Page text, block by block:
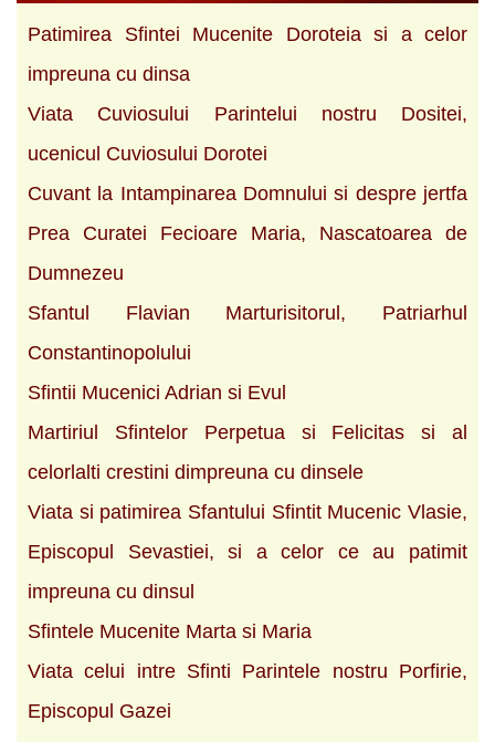
Patimirea Sfintei Mucenite Doroteia si a celor
impreuna cu dinsa
Viata Cuviosului Parintelui nostru Dositei,
ucenicul Cuviosului Dorotei
Cuvant la Intampinarea Domnului si despre jertfa
Prea Curatei Fecioare Maria, Nascatoarea de
Dumnezeu
Sfantul Flavian Marturisitorul, Patriarhul
Constantinopolului
Sfintii Mucenici Adrian si Evul
Martiriul Sfintelor Perpetua si Felicitas si al
celorlalti crestini dimpreuna cu dinsele
Viata si patimirea Sfantului Sfintit Mucenic Vlasie,
Episcopul Sevastiei, si a celor ce au patimit
impreuna cu dinsul
Sfintele Mucenite Marta si Maria
Viata celui intre Sfinti Parintele nostru Porfirie,
Episcopul Gazei